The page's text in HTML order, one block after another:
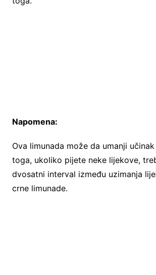
Napomena:
Ova limunada može da umanji
toga, ukoliko pijete neke lijekove,
dvosatni interval između uzimanja
crne limunade.